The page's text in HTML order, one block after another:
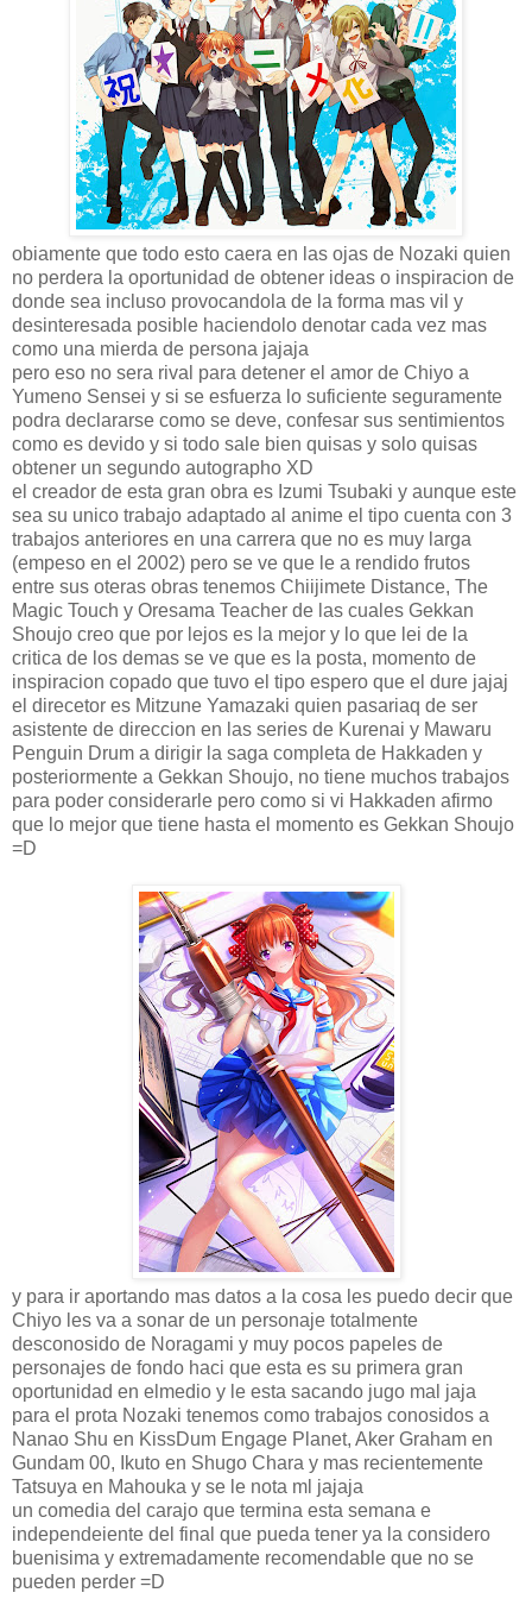
obiamente que todo esto caera en las ojas de Nozaki quien
no perdera la oportunidad de obtener ideas o inspiracion de
donde sea incluso provocandola de la forma mas vil y
desinteresada posible haciendolo denotar cada vez mas
como una mierda de persona jajaja
pero eso no sera rival para detener el amor de Chiyo a
Yumeno Sensei y si se esfuerza lo suficiente seguramente
podra declararse como se deve, confesar sus sentimientos
como es devido y si todo sale bien quisas y solo quisas
obtener un segundo autographo XD
el creador de esta gran obra es Izumi Tsubaki y aunque este
sea su unico trabajo adaptado al anime el tipo cuenta con 3
trabajos anteriores en una carrera que no es muy larga
(empeso en el 2002) pero se ve que le a rendido frutos
entre sus oteras obras tenemos Chiijimete Distance, The
Magic Touch y Oresama Teacher de las cuales Gekkan
Shoujo creo que por lejos es la mejor y lo que lei de la
critica de los demas se ve que es la posta, momento de
inspiracion copado que tuvo el tipo espero que el dure jajaj
el direcetor es Mitzune Yamazaki quien pasariaq de ser
asistente de direccion en las series de Kurenai y Mawaru
Penguin Drum a dirigir la saga completa de Hakkaden y
posteriormente a Gekkan Shoujo, no tiene muchos trabajos
para poder considerarle pero como si vi Hakkaden afirmo
que lo mejor que tiene hasta el momento es Gekkan Shoujo
=D
y para ir aportando mas datos a la cosa les puedo decir que
Chiyo les va a sonar de un personaje totalmente
desconosido de Noragami y muy pocos papeles de
personajes de fondo haci que esta es su primera gran
oportunidad en elmedio y le esta sacando jugo mal jaja
para el prota Nozaki tenemos como trabajos conosidos a
Nanao Shu en KissDum Engage Planet, Aker Graham en
Gundam 00, Ikuto en Shugo Chara y mas recientemente
Tatsuya en Mahouka y se le nota ml jajaja
un comedia del carajo que termina esta semana e
independeiente del final que pueda tener ya la considero
buenisima y extremadamente recomendable que no se
pueden perder =D